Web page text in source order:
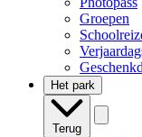
Groepen
Het park
Terug